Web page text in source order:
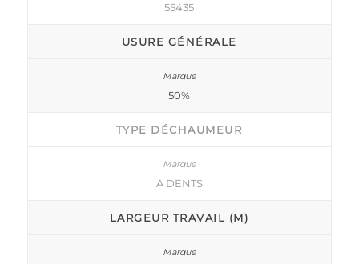
55435
USURE GÉNÉRALE
50%
TYPE DÉCHAUMEUR
A DENTS
LARGEUR TRAVAIL (M)